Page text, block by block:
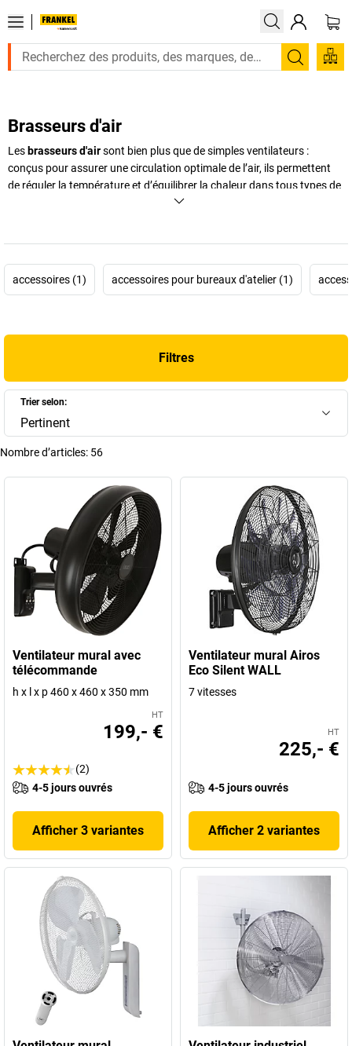
Brasseurs d'air
Les brasseurs d'airsont bien plus que de simples ventilateurs :
conçus pour assurer une circulation optimale de l’air, ils permettent
de réguler la température et d’équilibrer la chaleur dans tous types de
locaux, qu’ils soient industriels, commerciaux ou tertiaires. En été, ils
ventilateur industriel
ou encore les
brasseurs d'air muraux
modèles de table, de sol, de plafond ou fixés en hauteur pour
intelligentes, esthétiques et économes en énergie, pensées pour
espaces de vie.
+Afficher plus
accessoires (1) accessoires pour bureaux d'atelier (1)
Filtres
Trier selon:
Pertinent
Nombre d’articles: 56
Ventilateur mural avec
télécommande
h x l x p 460 x 460 x 350 mm
HT
199,- €
(2)
4-5 jours ouvrés
Afficher 3 variantes
Ventilateur mural Airos
Eco Silent WALL
7 vitesses
HT
225,- €
4-5 jours ouvrés
Afficher 2 variantes